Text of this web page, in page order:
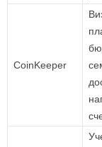
CoinKeeper